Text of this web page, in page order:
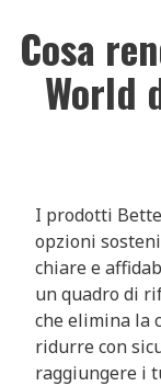
Cosa
World
I prodotti
opzioni
chiare e
un quadro di
che elimina la
ridurre con
raggiungere i